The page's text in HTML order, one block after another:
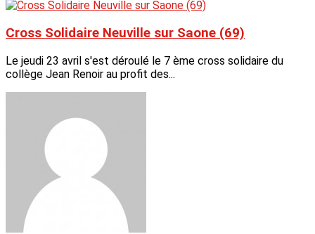
Cross Solidaire Neuville sur Saone (69)
Le jeudi 23 avril s'est déroulé le 7 ème cross solidaire du
collège Jean Renoir au profit des...